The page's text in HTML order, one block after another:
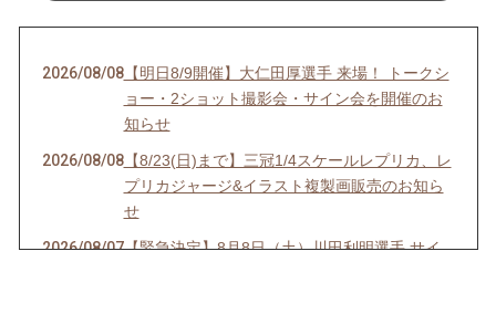
2026/08/08【明日8/9開催】大仁田厚選手 来場！ トークシ
ョー・2ショット撮影会・サイン会を開催のお
知らせ
2026/08/08【8/23(日)まで】三冠1/4スケールレプリカ、レ
プリカジャージ&イラスト複製画販売のお知ら
せ
2026/08/07【緊急決定】8月8日（土）川田利明選手 サイ